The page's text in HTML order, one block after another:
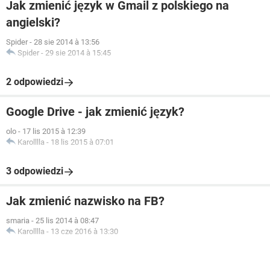
Jak zmienić język w Gmail z polskiego na
angielski?
Spider - 28 sie 2014 à 13:56
Spider - 29 sie 2014 à 15:45
2 odpowiedzi
Google Drive - jak zmienić język?
olo - 17 lis 2015 à 12:39
Karolllla - 18 lis 2015 à 07:01
3 odpowiedzi
Jak zmienić nazwisko na FB?
smaria - 25 lis 2014 à 08:47
Karolllla - 13 cze 2016 à 13:30